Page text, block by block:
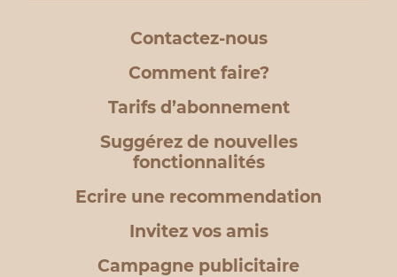
Contactez-nous
Comment faire?
Tarifs d’abonnement
Suggérez de nouvelles
fonctionnalités
Ecrire une recommendation
Invitez vos amis
Campagne publicitaire